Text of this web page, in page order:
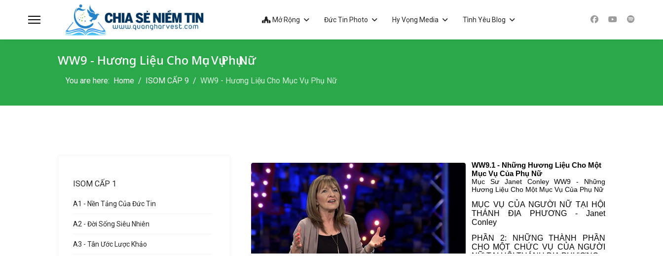
Mở Rộng Đức Tin Photo Hy Vọng Media Tình Yêu Blog
WW9 - Hương Liệu Cho Mục Vụ Phụ Nữ
You are here: Home ISOM CẤP 9 WW9 - Hương Liệu Cho Mục Vụ Phụ Nữ
ISOM CẤP 1
A1 - Nền Tảng Của Đức Tin
A2 - Đời Sống Siêu Nhiên
A3 - Tân Ước Lược Khảo